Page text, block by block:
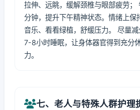
拉伸、远眺，缓解颈椎与眼部疲劳
分钟，提升下午精神状态。情绪上保
音乐、看看绿植，舒缓压力。 尽量
7-8小时睡眠，让身体器官得到充分
力。
七、老人与特殊人群护理